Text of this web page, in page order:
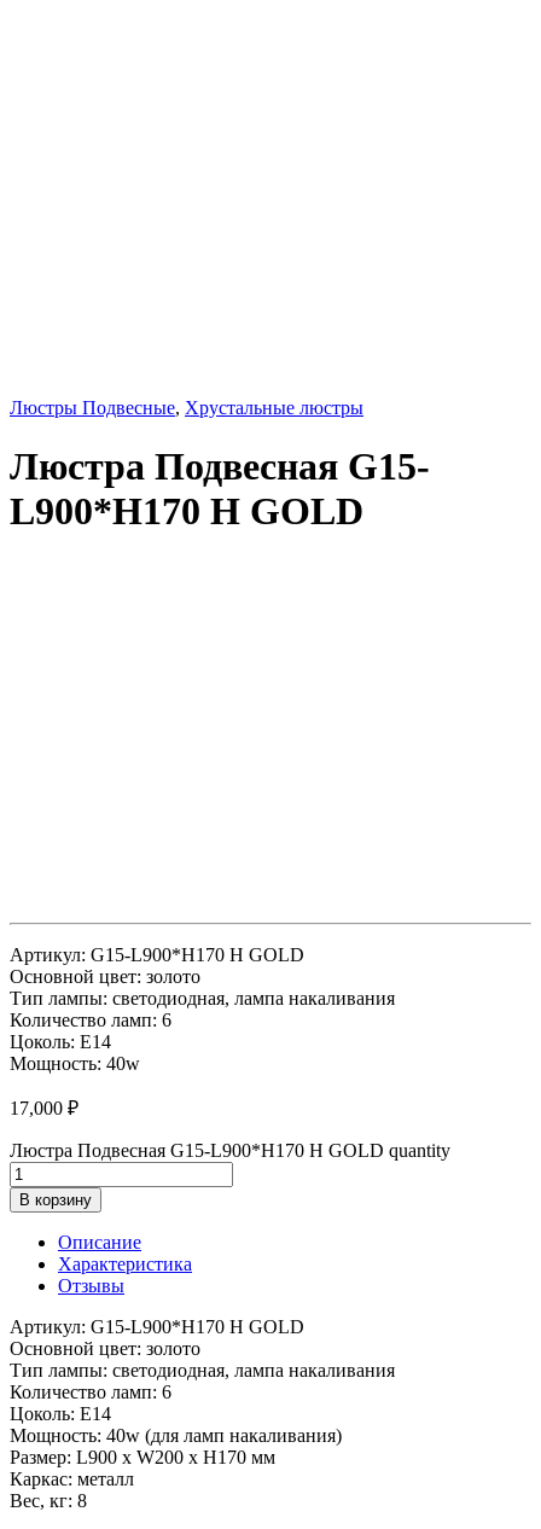
Люстры Подвесные, Хрустальные люстры
Люстра Подвесная G15-
L900*H170 H GOLD
Артикул: G15-L900*H170 H GOLD
Основной цвет: золото
Тип лампы: светодиодная, лампа накаливания
Количество ламп: 6
Цоколь: E14
Мощность: 40w
17,000 ₽
Люстра Подвесная G15-L900*H170 H GOLD quantity
В корзину
Описание
Характеристика
Отзывы
Артикул: G15-L900*H170 H GOLD
Основной цвет: золото
Тип лампы: светодиодная, лампа накаливания
Количество ламп: 6
Цоколь: E14
Мощность: 40w (для ламп накаливания)
Размер: L900 x W200 x H170 мм
Каркас: металл
Вес, кг: 8